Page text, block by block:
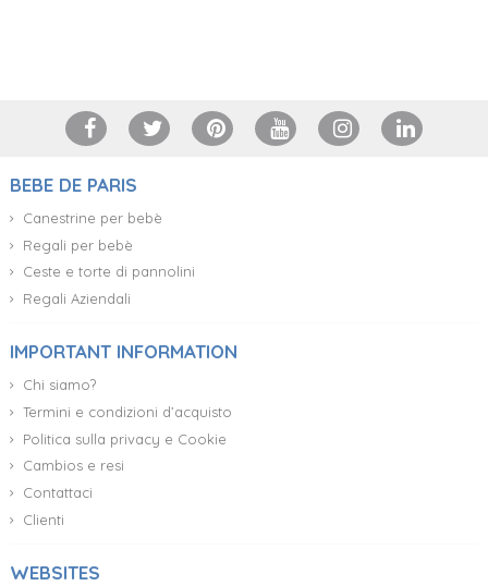
BEBE DE PARIS
Canestrine per bebè
Regali per bebè
Ceste e torte di pannolini
Regali Aziendali
IMPORTANT INFORMATION
Chi siamo?
Termini e condizioni d’acquisto
Politica sulla privacy e Cookie
Cambios e resi
Contattaci
Clienti
WEBSITES